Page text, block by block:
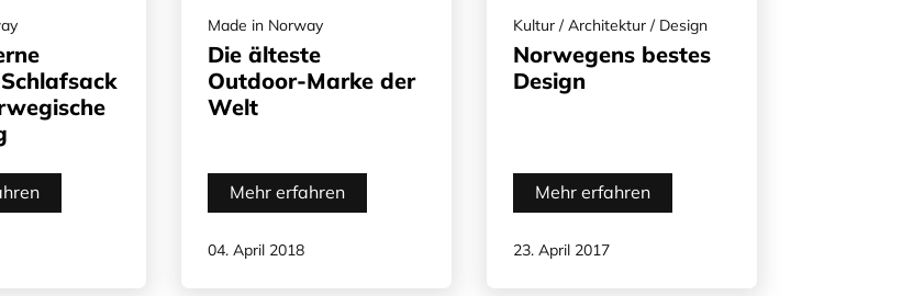
Made in Norway
Die älteste
Outdoor-Marke der
Welt
Mehr erfahren
04. April 2018
Kultur / Architektur / Design
Norwegens bestes
Design
Mehr erfahren
23. April 2017